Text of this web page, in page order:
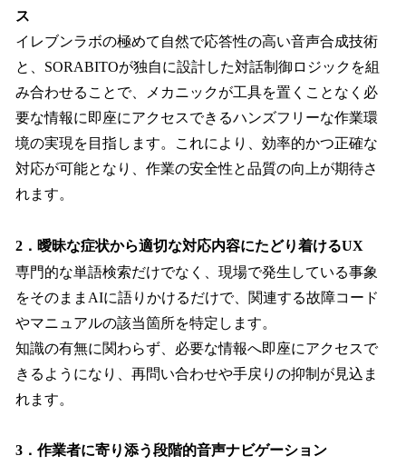
ス
イレブンラボの極めて自然で応答性の高い音声合成技術
と、SORABITOが独自に設計した対話制御ロジックを組
み合わせることで、メカニックが工具を置くことなく必
要な情報に即座にアクセスできるハンズフリーな作業環
境の実現を目指します。これにより、効率的かつ正確な
対応が可能となり、作業の安全性と品質の向上が期待さ
れます。
2．曖昧な症状から適切な対応内容にたどり着けるUX
専門的な単語検索だけでなく、現場で発生している事象
をそのままAIに語りかけるだけで、関連する故障コード
やマニュアルの該当箇所を特定します。
知識の有無に関わらず、必要な情報へ即座にアクセスで
きるようになり、再問い合わせや手戻りの抑制が見込ま
れます。
3．作業者に寄り添う段階的音声ナビゲーション